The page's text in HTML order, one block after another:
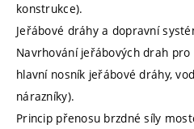
konstrukce).
Jeřábové dráhy a dopravní
Navrhování jeřábových drah
hlavní nosník jeřábové dráhy,
nárazníky).
Princip přenosu brzdné síly